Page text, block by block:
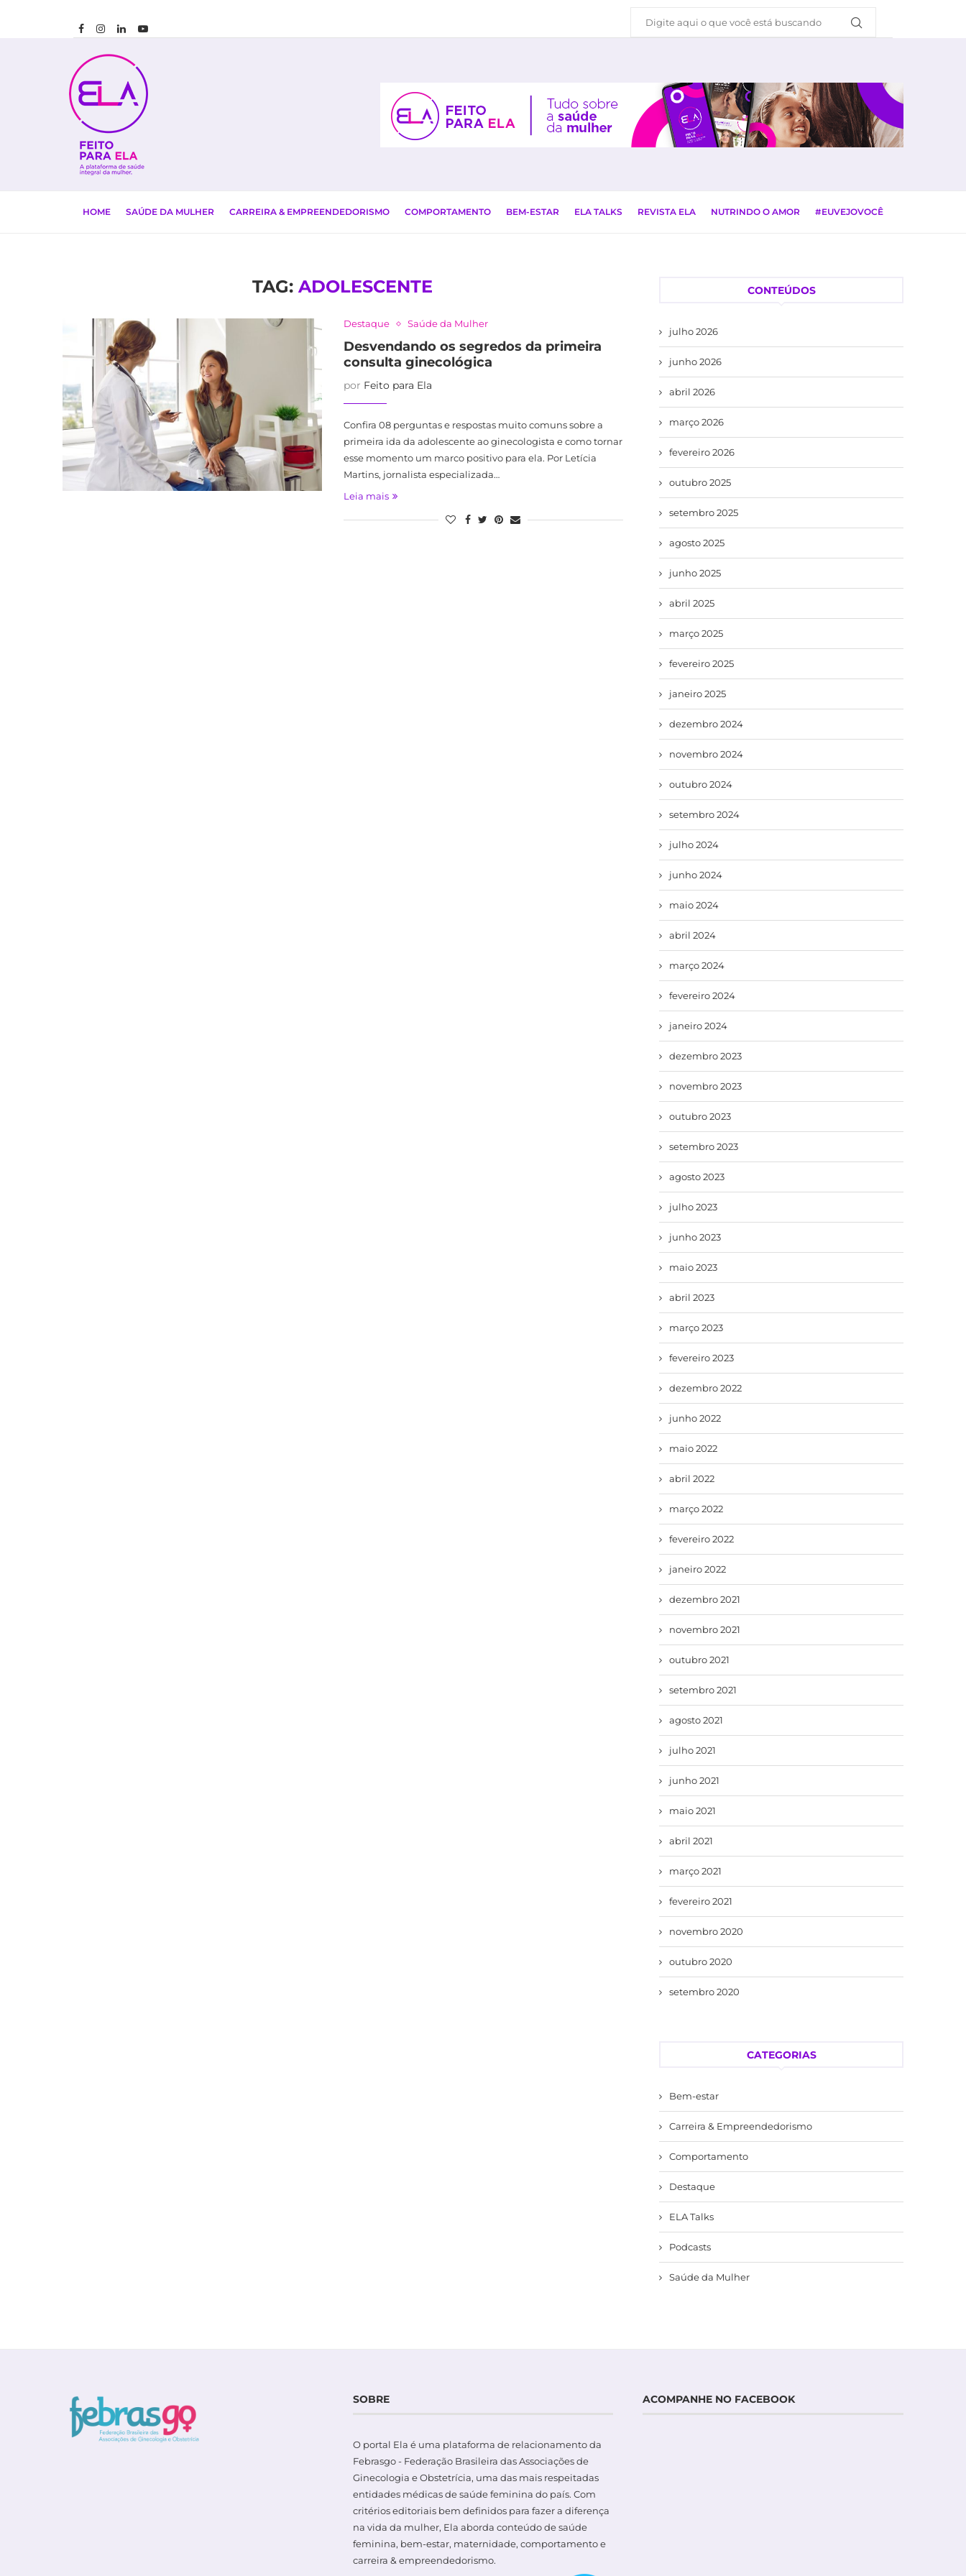
HOME SAÚDE DA MULHER CARREIRA & EMPREENDEDORISMO COMPORTAMENTO BEM-ESTAR ELA TALKS REVISTA ELA NUTRINDO O AMOR #EUVEJOVOCÊ
TAG:ADOLESCENTE
Destaque Saúde da Mulher
Desvendando os segredos da primeira
consulta ginecológica
por Feito para Ela
Confira 08 perguntas e respostas muito comuns sobre a
primeira ida da adolescente ao ginecologista e como tornar
esse momento um marco positivo para ela. Por Letícia
Martins, jornalista especializada…
Leia mais
CONTEÚDOS
julho 2026
junho 2026
abril 2026
março 2026
fevereiro 2026
outubro 2025
setembro 2025
agosto 2025
junho 2025
abril 2025
março 2025
fevereiro 2025
janeiro 2025
dezembro 2024
novembro 2024
outubro 2024
setembro 2024
julho 2024
junho 2024
maio 2024
abril 2024
março 2024
fevereiro 2024
janeiro 2024
dezembro 2023
novembro 2023
outubro 2023
setembro 2023
agosto 2023
julho 2023
junho 2023
maio 2023
abril 2023
março 2023
fevereiro 2023
dezembro 2022
junho 2022
maio 2022
abril 2022
março 2022
fevereiro 2022
janeiro 2022
dezembro 2021
novembro 2021
outubro 2021
setembro 2021
agosto 2021
julho 2021
junho 2021
maio 2021
abril 2021
março 2021
fevereiro 2021
novembro 2020
outubro 2020
setembro 2020
CATEGORIAS
Bem-estar
Carreira & Empreendedorismo
Comportamento
Destaque
ELA Talks
Podcasts
Saúde da Mulher
SOBRE
O portal Ela é uma plataforma de relacionamento da
Febrasgo - Federação Brasileira das Associações de
Ginecologia e Obstetrícia, uma das mais respeitadas
entidades médicas de saúde feminina do país. Com
critérios editoriais bem definidos para fazer a diferença
na vida da mulher, Ela aborda conteúdo de saúde
feminina, bem-estar, maternidade, comportamento e
carreira & empreendedorismo.
ACOMPANHE NO FACEBOOK